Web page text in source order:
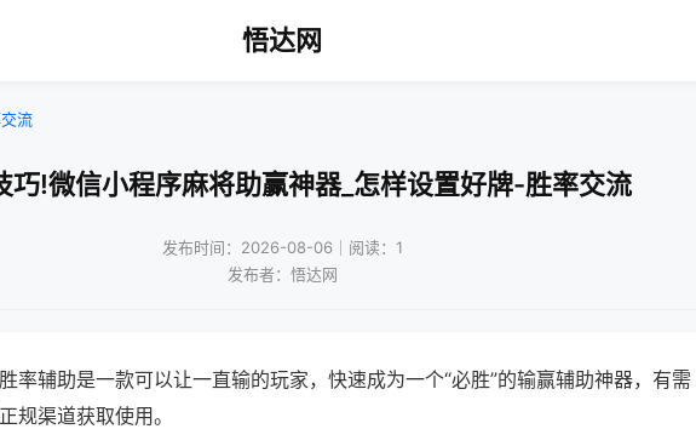
悟达网
流
巧!微信小程序麻将助赢神器_怎样设置好牌-胜率交流
发布时间：2026-08-06｜阅读：1
发布者：悟达网
率辅助是一款可以让一直输的玩家，快速成为一个“必胜”的输赢辅助神器，有需
规渠道获取使用。